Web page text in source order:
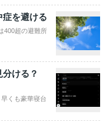
を避ける
400超の避難所
ける？
くも豪華寝台